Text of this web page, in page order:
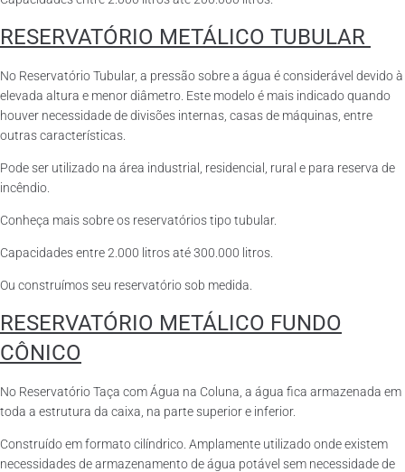
RESERVATÓRIO METÁLICO TUBULAR
No Reservatório Tubular, a pressão sobre a água é considerável devido à
elevada altura e menor diâmetro. Este modelo é mais indicado quando
houver necessidade de divisões internas, casas de máquinas, entre
outras características.
Pode ser utilizado na área industrial, residencial, rural e para reserva de
incêndio.
Conheça mais sobre os reservatórios tipo tubular.
Capacidades entre 2.000 litros até 300.000 litros.
Ou construímos seu reservatório sob medida.
RESERVATÓRIO METÁLICO FUNDO
CÔNICO
No Reservatório Taça com Água na Coluna, a água fica armazenada em
toda a estrutura da caixa, na parte superior e inferior.
Construído em formato cilíndrico. Amplamente utilizado onde existem
necessidades de armazenamento de água potável sem necessidade de